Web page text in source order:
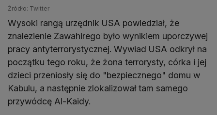
Źródło: Twitter
Wysoki rangą urzędnik USA powiedział, że
znalezienie Zawahirego było wynikiem uporczywej
pracy antyterrorystycznej. Wywiad USA odkrył na
początku tego roku, że żona terrorysty, córka i jej
dzieci przeniosły się do "bezpiecznego" domu w
Kabulu, a następnie zlokalizował tam samego
przywódcę Al-Kaidy.